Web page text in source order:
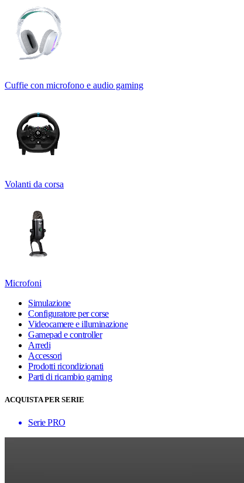
Cuffie con microfono e audio gaming
Volanti da corsa
Microfoni
Simulazione
Configuratore per corse
Videocamere e illuminazione
Gamepad e controller
Arredi
Accessori
Prodotti ricondizionati
Parti di ricambio gaming
ACQUISTA PER SERIE
Serie PRO